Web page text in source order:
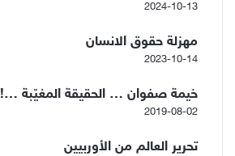
2024-10-13
مهزلة حقوق الانسان
2023-10-14
خيمة صفوان … الحقيقة المغيّبة …!
2019-08-02
تحرير العالم من الأوربيين